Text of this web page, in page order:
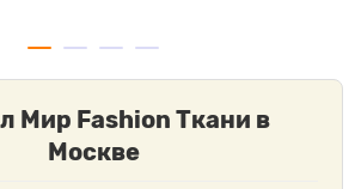
Мир Fashion Ткани в
Москве